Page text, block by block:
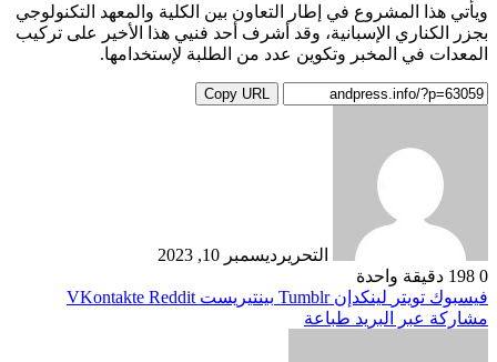
ويأتي هذا المشروع في إطار التعاون بين الكلية والمعهد التكنولوجي
بجزر الكناري الإسبانية، وقد أشرف أحد فنيي هذا الأخير على تركيب
المعدات في المخبر وتكوين عدد من الطلبة لإستخدامها.
Copy URL
التحرير ديسمبر 10, 2023
0
دقيقة واحدة
فيسبوك تويتر لينكدإن بينتيريست
مشاركة عبر البريد طباعة